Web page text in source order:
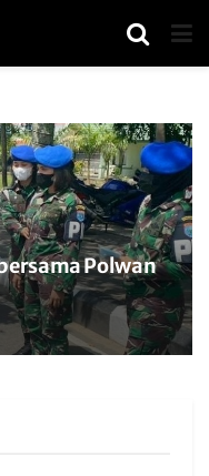
Polwan